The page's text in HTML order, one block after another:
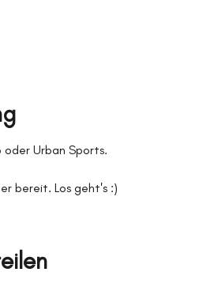
oder Urban Sports.
bereit. Los geht's :)